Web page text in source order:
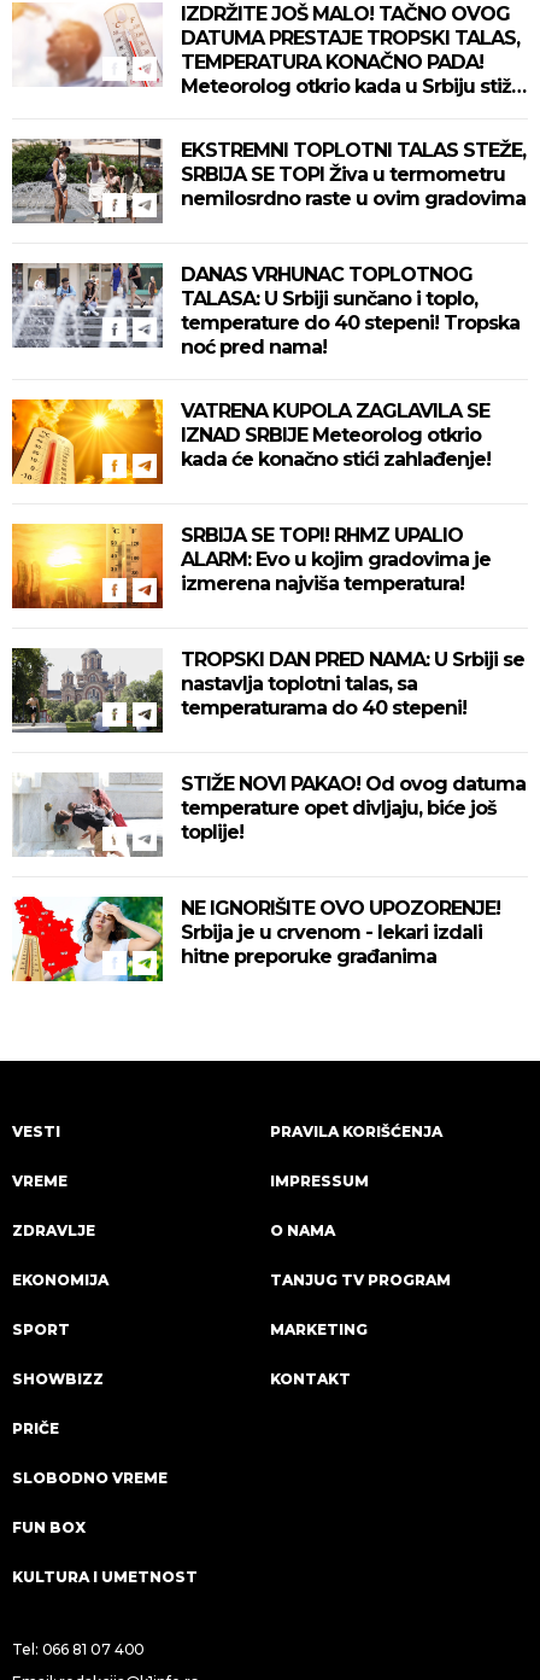
IZDRŽITE JOŠ MALO! TAČNO OVOG
DATUMA PRESTAJE TROPSKI TALAS,
TEMPERATURA KONAČNO PADA!
Meteorolog otkrio kada u Srbiju stiže
EKSTREMNI TOPLOTNI TALAS STEŽE,
SRBIJA SE TOPI Živa u termometru
nemilosrdno raste u ovim gradovima
DANAS VRHUNAC TOPLOTNOG
TALASA: U Srbiji sunčano i toplo,
temperature do 40 stepeni! Tropska
noć pred nama!
VATRENA KUPOLA ZAGLAVILA SE
IZNAD SRBIJE Meteorolog otkrio
kada će konačno stići zahlađenje!
SRBIJA SE TOPI! RHMZ UPALIO
ALARM: Evo u kojim gradovima je
izmerena najviša temperatura!
TROPSKI DAN PRED NAMA: U Srbiji se
nastavlja toplotni talas, sa
temperaturama do 40 stepeni!
STIŽE NOVI PAKAO! Od ovog datuma
temperature opet divljaju, biće još
toplije!
NE IGNORIŠITE OVO UPOZORENJE!
Srbija je u crvenom - lekari izdali
hitne preporuke građanima
VESTI
VREME
ZDRAVLJE
EKONOMIJA
SPORT
SHOWBIZZ
PRIČE
SLOBODNO VREME
FUN BOX
KULTURA I UMETNOST
PRAVILA KORIŠĆENJA
IMPRESSUM
O NAMA
TANJUG TV PROGRAM
MARKETING
KONTAKT
Tel: 066 81 07 400